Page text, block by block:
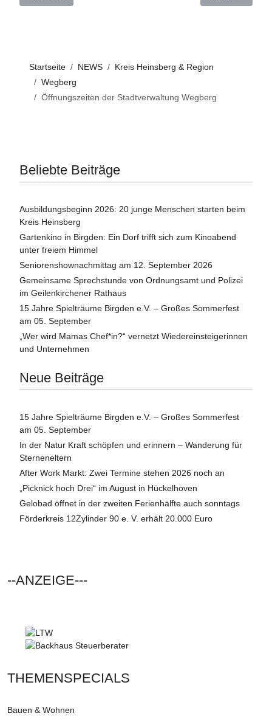
Startseite NEWS
Kreis Heinsberg & Region
Wegberg
Öffnungszeiten der Stadtverwaltung Wegberg
Beliebte Beiträge
Ausbildungsbeginn 2026: 20 junge Menschen starten beim
Kreis Heinsberg
Gartenkino in Birgden: Ein Dorf trifft sich zum Kinoabend
unter freiem Himmel
Seniorenshownachmittag am 12. September 2026
Gemeinsame Sprechstunde von Ordnungsamt und Polizei
im Geilenkirchener Rathaus
15 Jahre Spielträume Birgden e.V. – Großes Sommerfest
am 05. September
„Wer wird Mamas Chef*in?“ vernetzt Wiedereinsteigerinnen
und Unternehmen
Neue Beiträge
15 Jahre Spielträume Birgden e.V. – Großes Sommerfest
am 05. September
In der Natur Kraft schöpfen und erinnern – Wanderung für
Sterneneltern
After Work Markt: Zwei Termine stehen 2026 noch an
„Picknick hoch Drei“ im August in Hückelhoven
Gelobad öffnet in der zweiten Ferienhälfte auch sonntags
Förderkreis 12Zylinder 90 e. V. erhält 20.000 Euro
--ANZEIGE---
THEMENSPECIALS
Bauen & Wohnen